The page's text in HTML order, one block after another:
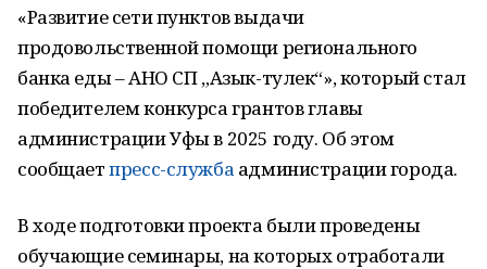
«Развитие сети пунктов выдачи
продовольственной помощи регионального
банка еды – АНО СП „Азык-тулек“», который стал
победителем конкурса грантов главы
администрации Уфы в 2025 году. Об этом
сообщаетпресс-служба администрации города.
В ходе подготовки проекта были проведены
обучающие семинары, на которых отработали